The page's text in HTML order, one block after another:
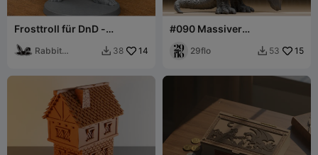
Frosttroll für DnD -
Rabbit
 38 14
#090 Massiver
Krieger Miniatur
29flo  53 15